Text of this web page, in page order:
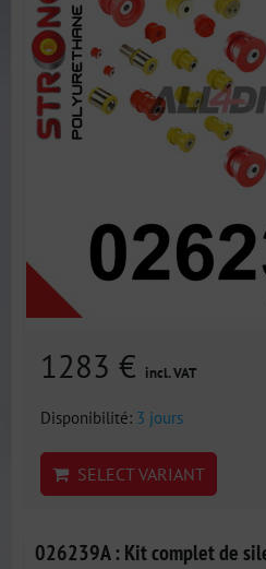
1283 € incl. VAT
Disponibilité: 3 jours
SELECT VARIANT
026239A : Kit complet de